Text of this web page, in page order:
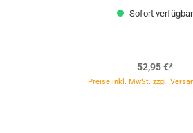
Sofort verfügbar
52,95 €*
Preise inkl. MwSt. zzgl.